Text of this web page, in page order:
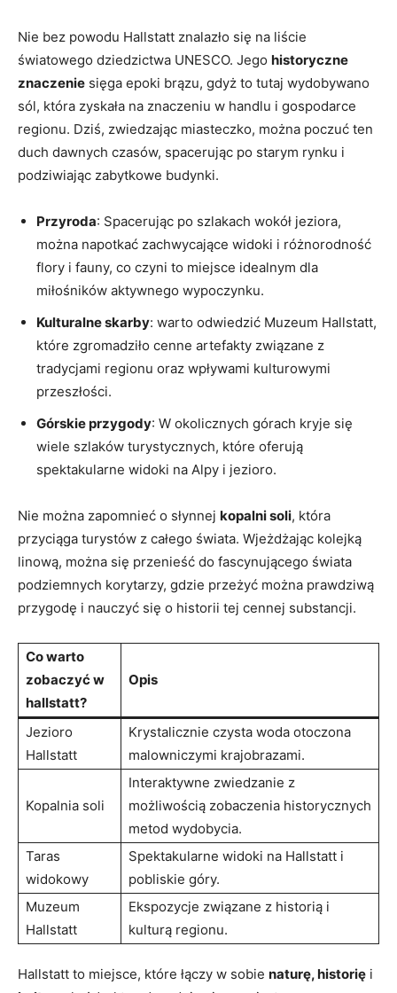
Nie bez ​powodu Hallstatt znalazło się na liście
światowego dziedzictwa ⁢UNESCO. Jego historyczne
znaczenie sięga epoki brązu, gdyż to tutaj wydobywano‍
sól, która zyskała na znaczeniu w⁤ handlu‍ i gospodarce
regionu. Dziś, zwiedzając miasteczko, można⁣ poczuć ten‌
duch dawnych czasów, spacerując po starym rynku i
podziwiając zabytkowe ​budynki.
Przyroda: Spacerując po szlakach wokół jeziora,
można napotkać zachwycające widoki i różnorodność
flory i ‍fauny,​ co czyni to miejsce idealnym‌ dla
miłośników aktywnego wypoczynku.
Kulturalne skarby:‌ warto odwiedzić Muzeum Hallstatt,
które zgromadziło cenne⁤ artefakty związane z
tradycjami regionu oraz wpływami kulturowymi⁤
przeszłości.
Górskie przygody: W okolicznych górach kryje się
wiele szlaków turystycznych, które oferują
spektakularne widoki na Alpy i​ jezioro.
Nie można zapomnieć o słynnej⁣ kopalni soli, która
przyciąga turystów z całego świata. Wjeżdżając​ kolejką
linową,​ można się przenieść do fascynującego świata
podziemnych korytarzy, gdzie przeżyć można prawdziwą
przygodę i nauczyć się o historii tej cennej substancji.
Co warto
zobaczyć w​
hallstatt?
Opis
Jezioro
Hallstatt
Krystalicznie czysta woda otoczona
malowniczymi krajobrazami.
Kopalnia soli
Interaktywne⁣ zwiedzanie z
możliwością⁣ zobaczenia ​historycznych
metod wydobycia.
Taras
widokowy
Spektakularne widoki ‌na Hallstatt i
pobliskie góry.
Muzeum
Hallstatt
Ekspozycje związane​ z historią ‌i
kulturą regionu.
Hallstatt to miejsce, które⁤ łączy w sobie⁢ naturę, historię i ⁤